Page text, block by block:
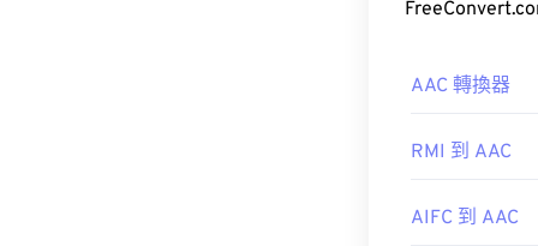
開發者： 微軟
實用連結：
此外，由於
開，例如
AAC 轉換器
RMI 到 AAC
AIFC 到 AAC